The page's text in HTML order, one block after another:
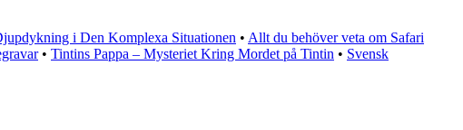
i Den Komplexa Situationen • Allt du behöver veta om Safari
• Tintins Pappa – Mysteriet Kring Mordet på Tintin • Svensk